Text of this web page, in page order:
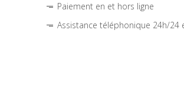
Paiement en et hors ligne
Assistance téléphonique 24h/24